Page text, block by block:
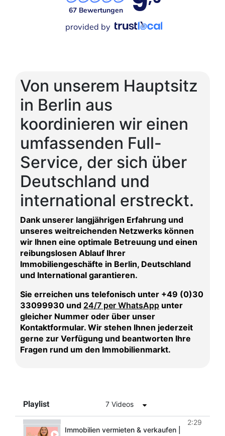
67 Bewertungen
provided by
Von unserem Hauptsitz
in Berlin aus
koordinieren wir einen
umfassenden Full-
Service, der sich über
Deutschland und
international erstreckt.
Dank unserer langjährigen Erfahrung und
unseres weitreichenden Netzwerks können
wir Ihnen eine optimale Betreuung und einen
reibungslosen Ablauf Ihrer
Immobiliengeschäfte in Berlin, Deutschland
und International garantieren.
Sie erreichen uns telefonisch unter +49 (0)30
33099930 und 24/7 per WhatsApp unter
gleicher Nummer oder über unser
Kontaktformular. Wir stehen Ihnen jederzeit
gerne zur Verfügung und beantworten Ihre
Fragen rund um den Immobilienmarkt.
Playlist 7 Videos
Immobilien vermieten & verkaufen | HIHC
2:29